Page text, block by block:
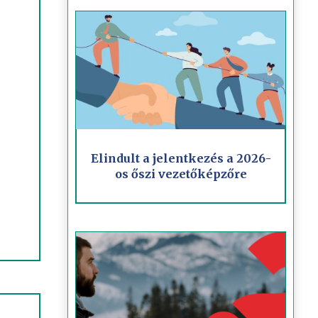
Elindult a jelentkezés a 2026-
os őszi vezetőképzőre